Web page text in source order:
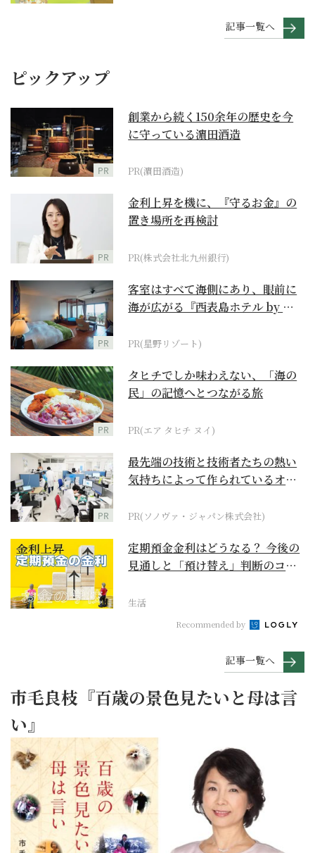
記事一覧へ
ピックアップ
PR
創業から続く150余年の歴史を今
に守っている濵田酒造
PR(濵田酒造)
PR
金利上昇を機に、『守るお金』の
置き場所を再検討
PR(株式会社北九州銀行)
PR
客室はすべて海側にあり、眼前に
海が広がる『西表島ホテル by 星
PR(星野リゾート)
PR
タヒチでしか味わえない、「海の
民」の記憶へとつながる旅
PR(エア タヒチ ヌイ)
PR
最先端の技術と技術者たちの熱い
気持ちによって作られているオー
PR(ソノヴァ・ジャパン株式会社)
定期預金金利はどうなる？ 今後の
見通しと「預け替え」判断のコツ
生活
Recommended by
記事一覧へ
市毛良枝『百歳の景色見たいと母は言
い』